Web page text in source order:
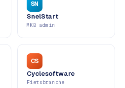
SN
SnelStart
MKB admin
CS
Cyclesoftware
Fietsbranche